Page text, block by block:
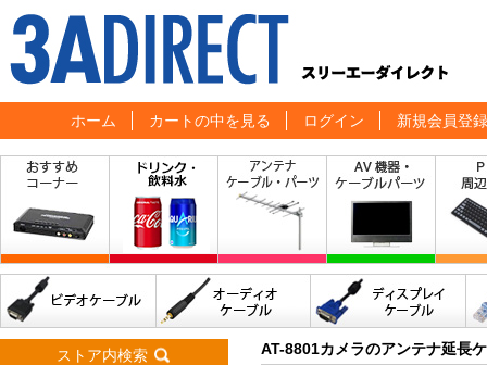
ホーム カートの中を見る ログイン 新規会員登録
ストア内検索 AT-8801カメラのアンテナ延長